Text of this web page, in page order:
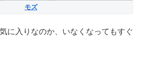
モズ
に入りなのか、いなくなってもすぐ